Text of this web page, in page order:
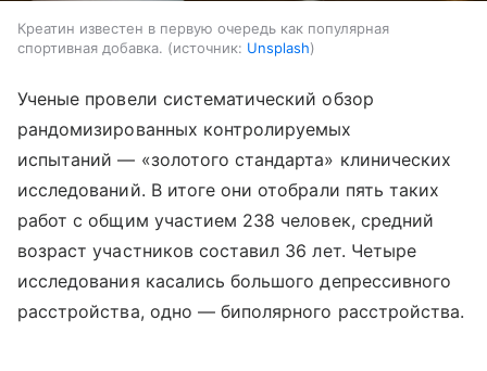
Креатин известен в первую очередь как популярная
спортивная добавка.
источник: Unsplash
Ученые провели систематический обзор
рандомизированных контролируемых
испытаний — «золотого стандарта» клинических
исследований. В итоге они отобрали пять таких
работ с общим участием 238 человек, средний
возраст участников составил 36 лет. Четыре
исследования касались большого депрессивного
расстройства, одно — биполярного расстройства.